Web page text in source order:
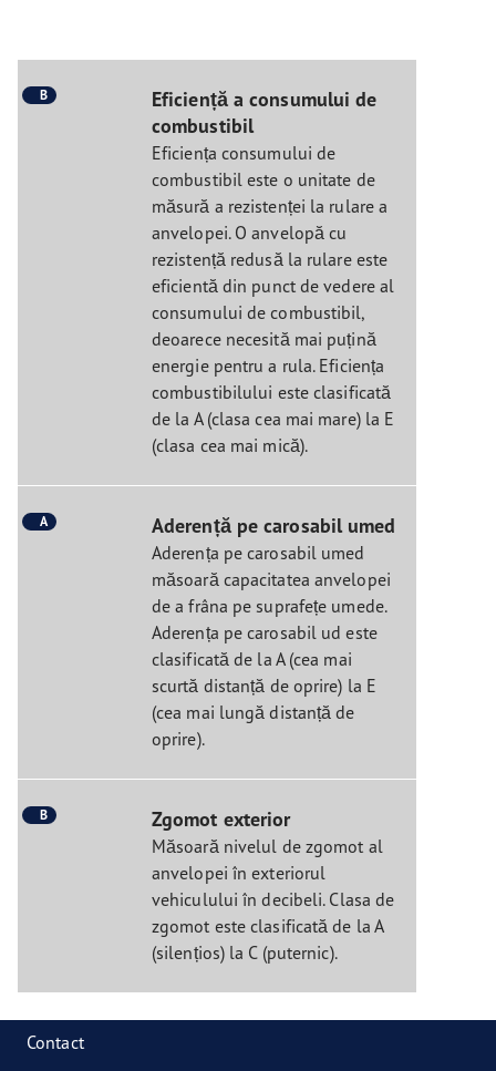
B
Eficiență a consumului de
combustibil
Eficiența consumului de
combustibil este o unitate de
măsură a rezistenței la rulare a
anvelopei. O anvelopă cu
rezistență redusă la rulare este
eficientă din punct de vedere al
consumului de combustibil,
deoarece necesită mai puțină
energie pentru a rula. Eficiența
combustibilului este clasificată
de la A (clasa cea mai mare) la E
(clasa cea mai mică).
A Aderență pe carosabil umed
Aderența pe carosabil umed
măsoară capacitatea anvelopei
de a frâna pe suprafețe umede.
Aderența pe carosabil ud este
clasificată de la A (cea mai
scurtă distanță de oprire) la E
(cea mai lungă distanță de
oprire).
B Zgomot exterior
Măsoară nivelul de zgomot al
anvelopei în exteriorul
vehiculului în decibeli. Clasa de
zgomot este clasificată de la A
(silențios) la C (puternic).
Contact